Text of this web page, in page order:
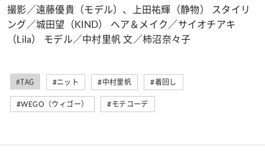
撮影／遠藤優貴（モデル）、上田祐輝（静物） スタイリ
ング／城田望（KIND） へア＆メイク／サイオチアキ
（Lila） モデル／中村里帆 文／柿沼奈々子
#TAG #ニット #中村里帆 #着回し
#WEGO（ウィゴー） #モテコーデ